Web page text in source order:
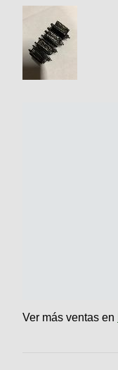
Ver más ventas en